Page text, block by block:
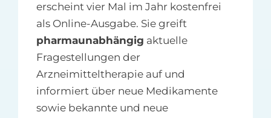
erscheint vier Mal im Jahr kostenfrei
als Online-Ausgabe. Sie greift
pharmaunabhängig aktuelle
Fragestellungen der
Arzneimitteltherapie auf und
informiert über neue Medikamente
sowie bekannte und neue